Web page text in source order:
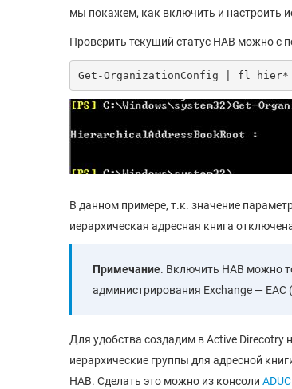
мы покажем, как включить и настроить
Проверить текущий статус HAB можно
Get-OrganizationConfig | fl hier*
В данном примере, т.к. значение
иерархическая адресная книга
Примечание. Включить HAB можно
администрирования Exchange — EAC
Для удобства создадим в Active Direcotry
иерархические группы для адресной
HAB. Сделать это можно из консоли ADUC